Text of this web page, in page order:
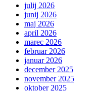
julij 2026
junij 2026
maj 2026
april 2026
marec 2026
februar 2026
januar 2026
december 2025
november 2025
oktober 2025